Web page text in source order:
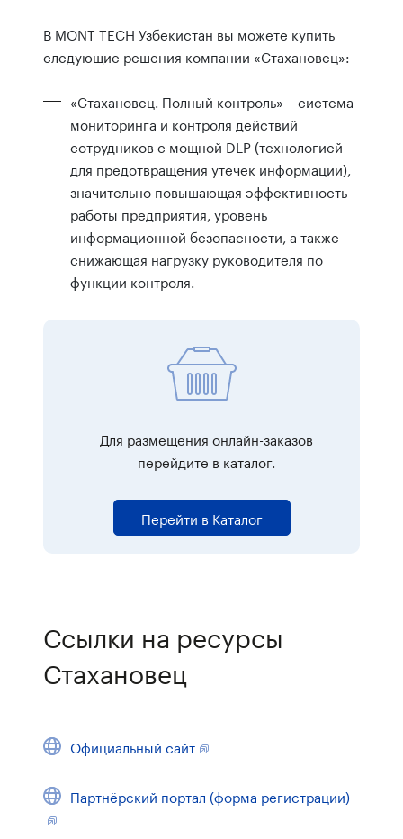
В MONT TECH Узбекистан вы можете купить
следующие решения компании «Стахановец»:
«Стахановец. Полный контроль» – система
мониторинга и контроля действий
сотрудников с мощной DLP (технологией
для предотвращения утечек информации),
значительно повышающая эффективность
работы предприятия, уровень
информационной безопасности, а также
снижающая нагрузку руководителя по
функции контроля.
Для размещения онлайн-заказов
перейдите в каталог.
Перейти в Каталог
Ссылки на ресурсы
Стахановец
Официальный сайт
Партнёрский портал (форма регистрации)